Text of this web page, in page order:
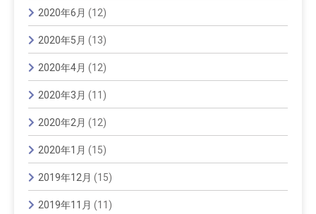
2020年6月 (12)
2020年5月 (13)
2020年4月 (12)
2020年3月 (11)
2020年2月 (12)
2020年1月 (15)
2019年12月 (15)
2019年11月 (11)